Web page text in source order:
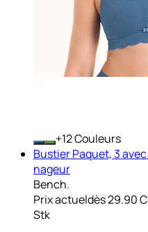
+
Couleurs
Bustier Paquet, 3
nageur
Bench.
Prix actueldès29.90
Stk